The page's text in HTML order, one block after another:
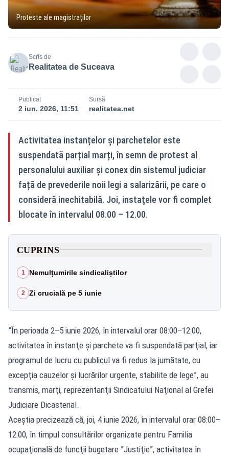
Proteste ale magistraților
Scris de
Realitatea de Suceava
Publicat
2 iun. 2026, 11:51
Sursă
realitatea.net
Activitatea instanțelor și parchetelor este
suspendată parțial marți, în semn de protest al
personalului auxiliar și conex din sistemul judiciar
față de prevederile noii legi a salarizării, pe care o
consideră inechitabilă. Joi, instaţele vor fi complet
blocate în intervalul 08.00 – 12.00.
CUPRINS
1 Nemulțumirile sindicaliștilor
2 Zi crucială pe 5 iunie
”În perioada 2–5 iunie 2026, în intervalul orar 08:00–12:00,
activitatea în instanţe şi parchete va fi suspendată parţial, iar
programul de lucru cu publicul va fi redus la jumătate, cu
excepţia cauzelor şi lucrărilor urgente, stabilite de lege”, au
transmis, marţi, reprezentanţii Sindicatului Naţional al Grefei
Judiciare Dicasterial.
Aceştia precizează că, joi, 4 iunie 2026, în intervalul orar 08:00–
12:00, în timpul consultărilor organizate pentru Familia
ocupaţională de funcţii bugetare ”Justiţie”, activitatea în